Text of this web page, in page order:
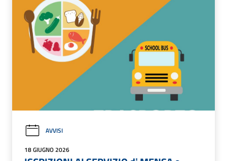
AVVISI
18 GIUGNO 2026